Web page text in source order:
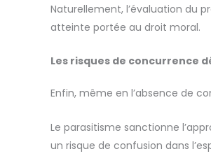
Naturellement, l’évaluation du
atteinte portée au droit moral.
Les risques de concurrence
Enfin, même en l’absence de
Le parasitisme sanctionne
un risque de confusion dans